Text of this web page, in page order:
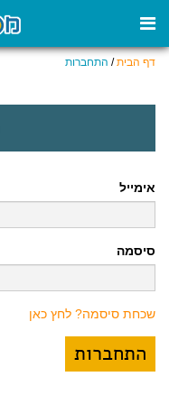
דף הבית/ התחברות
אימייל
סיסמה
שכחת סיסמה? לחץ כאן